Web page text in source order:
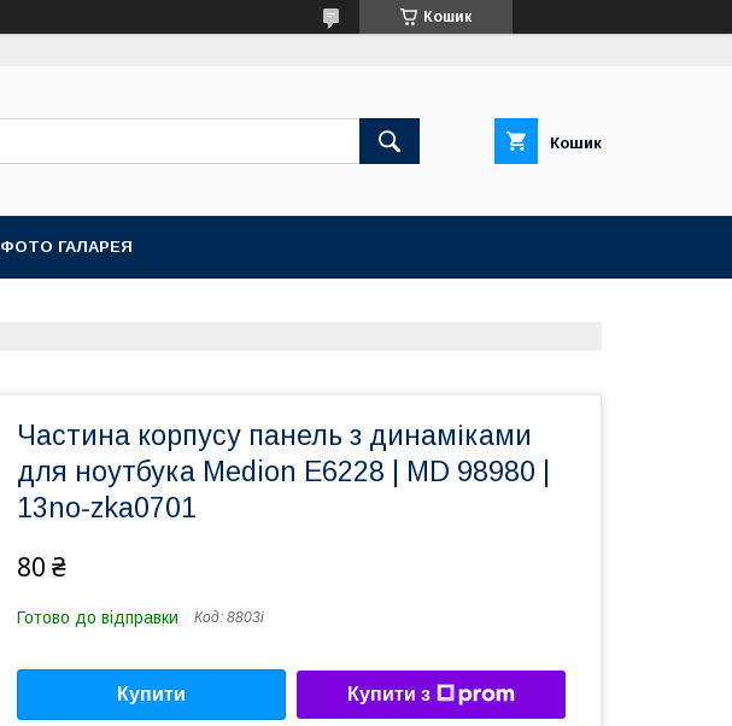
Кошик
Кошик
ФОТО ГАЛАРЕЯ
Частина корпусу панель з динаміками
для ноутбука Medion E6228 | MD 98980 |
13no-zka0701
80 ₴
Готово до відправки Код: 8803i
Купити Купити з